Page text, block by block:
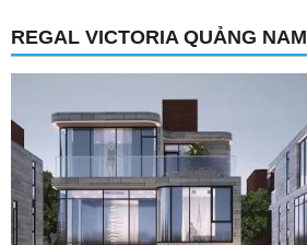
REGAL VICTORIA QUẢNG NAM